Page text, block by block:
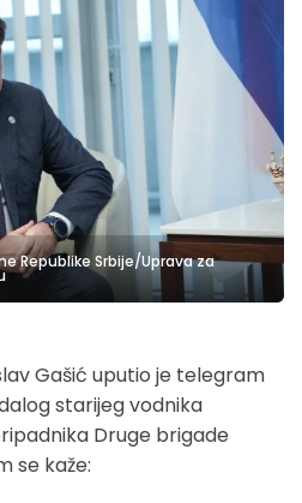
Republike Srbije/Uprava za
Gašić uputio je telegram
starijeg vodnika
Druge brigade
se kaže: